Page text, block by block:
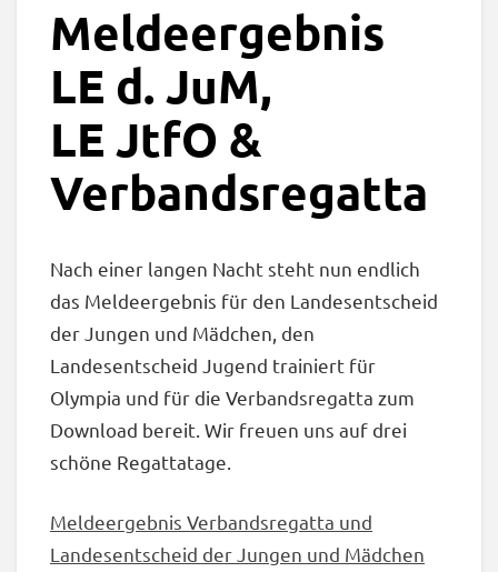
Meldeergebnis
LE d. JuM,
LE JtfO &
Verbandsregatta
Nach einer langen Nacht steht nun endlich
das Meldeergebnis für den Landesentscheid
der Jungen und Mädchen, den
Landesentscheid Jugend trainiert für
Olympia und für die Verbandsregatta zum
Download bereit. Wir freuen uns auf drei
schöne Regattatage.
Meldeergebnis Verbandsregatta und
Landesentscheid der Jungen und Mädchen